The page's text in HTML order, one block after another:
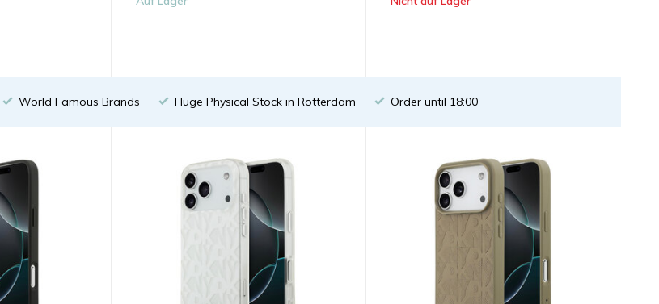
World Famous Brands Huge Physical Stock in Rotterdam Order until 18:00